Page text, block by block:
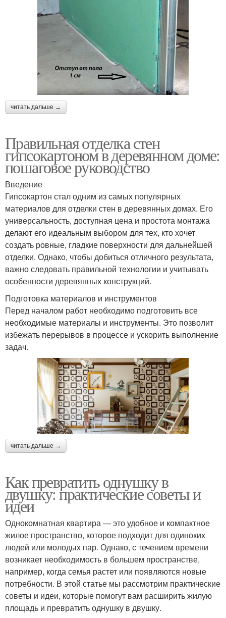
читать дальше →
Правильная отделка стен
гипсокартоном в деревянном доме:
пошаговое руководство
Введение
Гипсокартон стал одним из самых популярных
материалов для отделки стен в деревянных домах. Его
универсальность, доступная цена и простота монтажа
делают его идеальным выбором для тех, кто хочет
создать ровные, гладкие поверхности для дальнейшей
отделки. Однако, чтобы добиться отличного результата,
важно следовать правильной технологии и учитывать
особенности деревянных конструкций.
Подготовка материалов и инструментов
Перед началом работ необходимо подготовить все
необходимые материалы и инструменты. Это позволит
избежать перерывов в процессе и ускорить выполнение
задач.
читать дальше →
Как превратить однушку в
двушку: практические советы и
идеи
Однокомнатная квартира — это удобное и компактное
жилое пространство, которое подходит для одиноких
людей или молодых пар. Однако, с течением времени
возникает необходимость в большем пространстве,
например, когда семья растет или появляются новые
потребности. В этой статье мы рассмотрим практические
советы и идеи, которые помогут вам расширить жилую
площадь и превратить однушку в двушку.